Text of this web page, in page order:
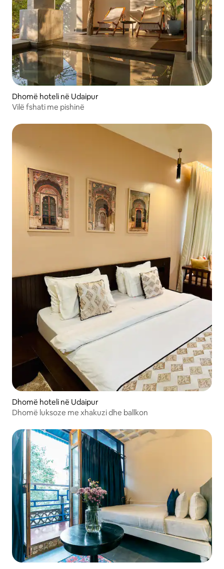
Dhomë hoteli në Udaipur
Vilë fshati me pishinë
Dhomë hoteli në Udaipur
Dhomë luksoze me xhakuzi dhe ballkon